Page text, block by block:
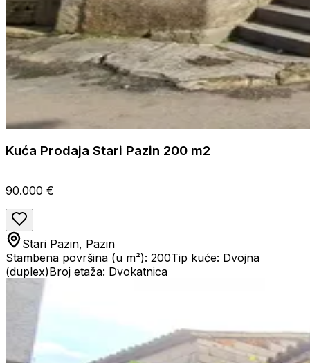
Kuća Prodaja Stari Pazin 200 m2
90.000 €
Stari Pazin, Pazin
Stambena površina (u m²): 200Tip kuće: Dvojna
(duplex)Broj etaža: Dvokatnica